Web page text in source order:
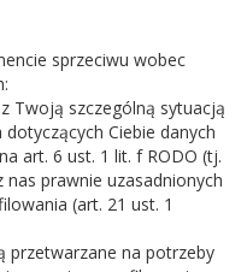
sprzeciwu wobec
Twoją szczególną sytuacją
Ciebie danych
art. 6 ust. 1 lit. f RODO (tj.
prawnie uzasadnionych
(art. 21 ust. 1
przetwarzane na potrzeby